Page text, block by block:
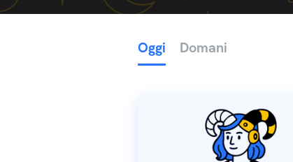
Oggi Domani